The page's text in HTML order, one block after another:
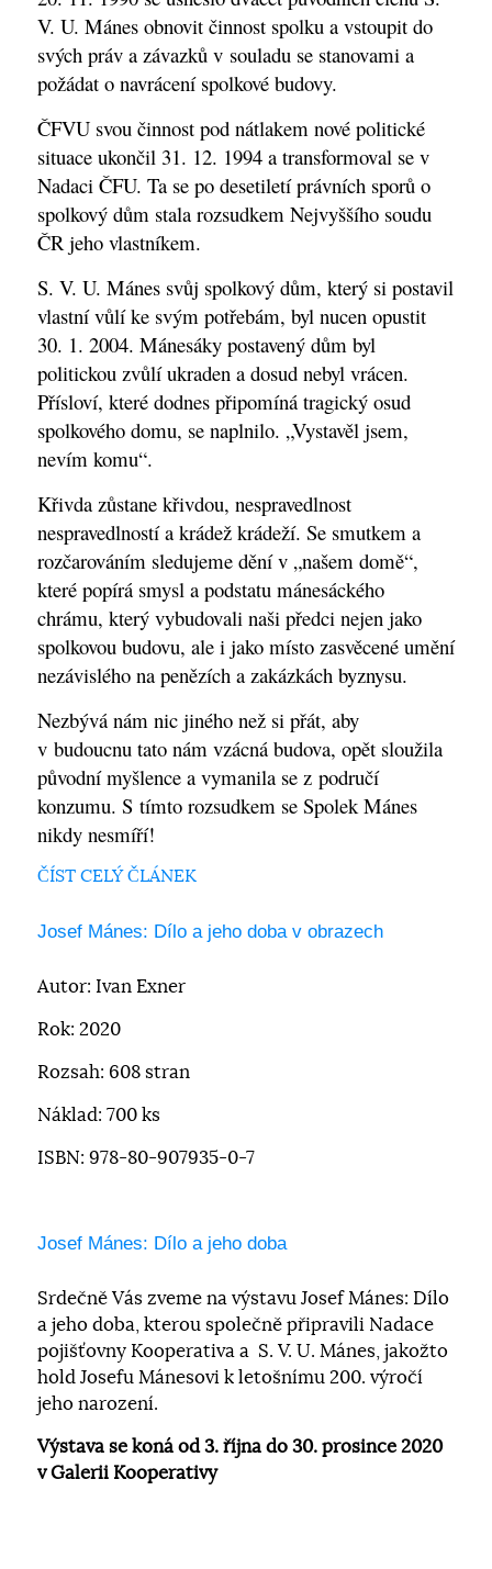
V. U. Mánes obnovit činnost spolku a vstoupit do
svých práv a závazků v souladu se stanovami a
požádat o navrácení spolkové budovy.
ČFVU svou činnost pod nátlakem nové politické
situace ukončil 31. 12. 1994 a transformoval se v
Nadaci ČFU. Ta se po desetiletí právních sporů o
spolkový dům stala rozsudkem Nejvyššího soudu
ČR jeho vlastníkem.
S. V. U. Mánes svůj spolkový dům, který si postavil
vlastní vůlí ke svým potřebám, byl nucen opustit
30. 1. 2004. Mánesáky postavený dům byl
politickou zvůlí ukraden a dosud nebyl vrácen.
Přísloví, které dodnes připomíná tragický osud
spolkového domu, se naplnilo. „Vystavěl jsem,
nevím komu“.
Křivda zůstane křivdou, nespravedlnost
nespravedlností a krádež krádeží. Se smutkem a
rozčarováním sledujeme dění v „našem domě“,
které popírá smysl a podstatu mánesáckého
chrámu, který vybudovali naši předci nejen jako
spolkovou budovu, ale i jako místo zasvěcené umění
nezávislého na penězích a zakázkách byznysu.
Nezbývá nám nic jiného než si přát, aby
v budoucnu tato nám vzácná budova, opět sloužila
původní myšlence a vymanila se z područí
konzumu. S tímto rozsudkem se Spolek Mánes
nikdy nesmíří!
ČÍST CELÝ ČLÁNEK
Josef Mánes: Dílo a jeho doba v obrazech
Autor: Ivan Exner
Rok: 2020
Rozsah: 608 stran
Náklad: 700 ks
ISBN: 978-80-907935-0-7
Josef Mánes: Dílo a jeho doba
Srdečně Vás zveme na výstavu Josef Mánes: Dílo
a jeho doba, kterou společně připravili Nadace
pojišťovny Kooperativa a S. V. U. Mánes, jakožto
hold Josefu Mánesovi k letošnímu 200. výročí
jeho narození.
Výstava se koná od 3. října do 30. prosince 2020
v Galerii Kooperativy